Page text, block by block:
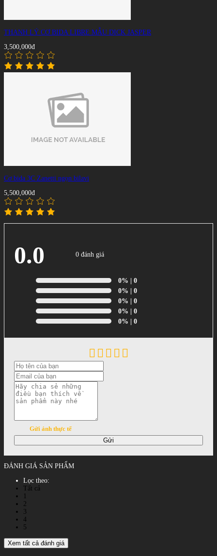
THANH LÝ CƠ BIDA LIBRE MẪU DICK JASPER
3,500,000đ
Cơ bida 3C Zanetti ngọn bilavi
5,500,000đ
0.0 0 đánh giá
0% | 0
0% | 0
0% | 0
0% | 0
0% | 0
Gửi ảnh thực tế
Gửi
ĐÁNH GIÁ SẢN PHẨM
Lọc theo:
Tất cả
2
3
4
5
Xem tất cả đánh giá